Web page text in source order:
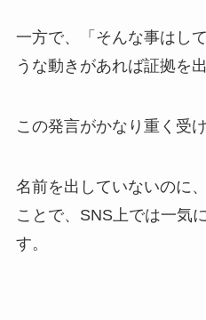
一方で、「そんな事はし
うな動きがあれば証拠を
この発言がかなり重く受
名前を出していないのに
ことで、SNS上では一気
す。